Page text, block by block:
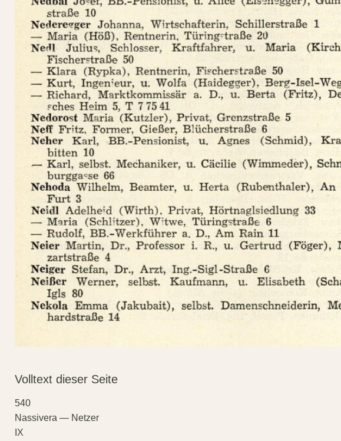
Volltext dieser Seite
540
Nassivera — Netzer
IX